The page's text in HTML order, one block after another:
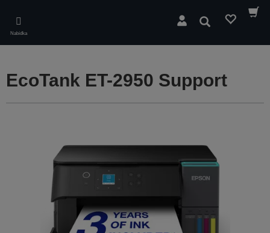
main
content
Nabídka
Hledat
EcoTank ET-2950 Support